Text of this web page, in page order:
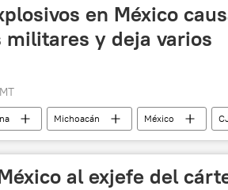
en México
y deja varios
Michoacán México
crimen organizado drones
al exjefe del